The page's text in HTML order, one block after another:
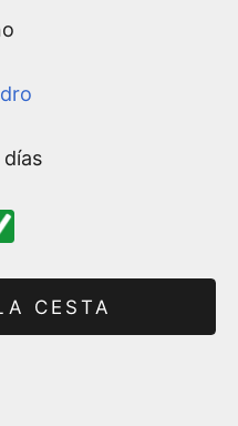
CESTA